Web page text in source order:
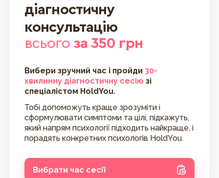
діагностичну
консультацію
всього за 350 грн
Вибери зручний час і пройди 30-
хвилинну діагностичну сесію зі
спеціалістом HoldYou.
Тобі допоможуть краще зрозуміти і
сформулювати симптоми та цілі, підкажуть,
який напрям психології підходить найкраще, і
порадять конкретних психологів HoldYou.
Вибрати час сесії